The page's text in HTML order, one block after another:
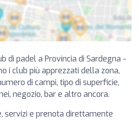
di padel a Provincia di Sardegna -
i club più apprezzati della zona,
di campi, tipo di superficie,
negozio, bar e altro ancora.
servizi e prenota direttamente